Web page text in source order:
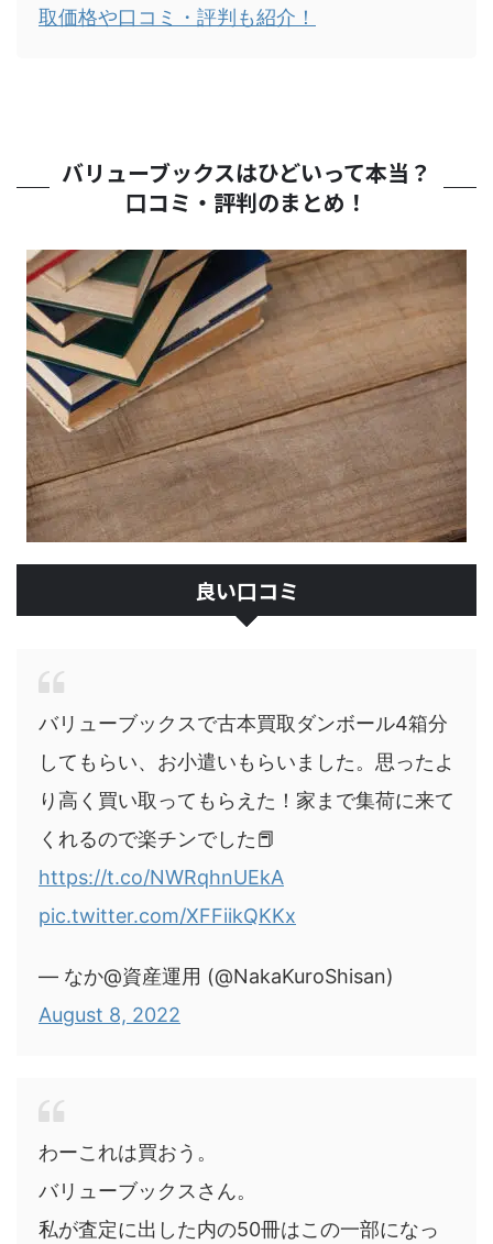
取価格や口コミ・評判も紹介！
バリューブックスはひどいって本当？
口コミ・評判のまとめ！
良い口コミ
バリューブックスで古本買取ダンボール4箱分
してもらい、お小遣いもらいました。思ったよ
り高く買い取ってもらえた！家まで集荷に来て
くれるので楽チンでした📕
https://t.co/NWRqhnUEkA
pic.twitter.com/XFFiikQKKx
— なか@資産運用 (@NakaKuroShisan)
August 8, 2022
わーこれは買おう。
バリューブックスさん。
私が査定に出した内の50冊はこの一部になっ